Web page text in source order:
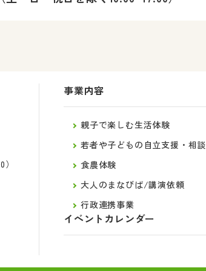
事業内容
親子で楽しむ生活体験
若者や子どもの自立支援・相談
食農体験
大人のまなびば/講演依頼
行政連携事業
イベントカレンダー